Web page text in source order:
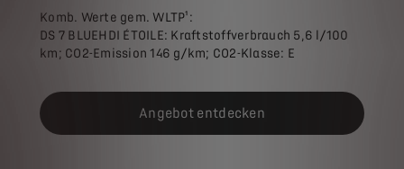
Komb. Werte gem. WLTP¹:
DS 7 BLUEHDI ÉTOILE: Kraftstoffverbrauch 5,6 l/100
km; CO2-Emission 146 g/km; CO2-Klasse: E
Angebot entdecken